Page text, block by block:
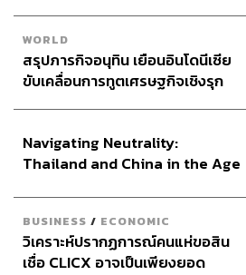
WORLD
สรุปภารกิจอนุทิน เยือนอินโดนีเซีย
ขับเคลื่อนการทูตเศรษฐกิจเชิงรุก
Navigating Neutrality:
Thailand and China in the Age
BUSINESS / ECONOMIC
วิเคราะห์ปรากฏการณ์คนแห่ขอสิน
เชื่อ CLICX อาจเป็นเพียงยอด